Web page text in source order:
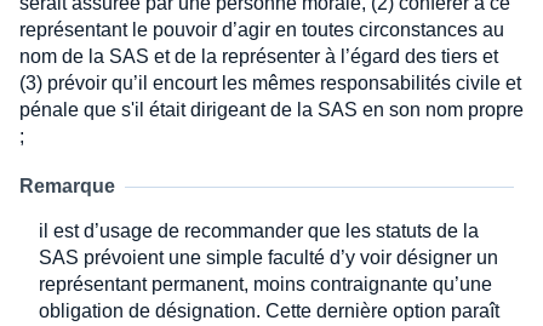
représentant le pouvoir d’agir en toutes circonstances au
nom de la SAS et de la représenter à l’égard des tiers et
(3) prévoir qu’il encourt les mêmes responsabilités civile et
pénale que s'il était dirigeant de la SAS en son nom propre
;
Remarque
il est d’usage de recommander que les statuts de la
SAS prévoient une simple faculté d’y voir désigner un
représentant permanent, moins contraignante qu’une
obligation de désignation. Cette dernière option paraît